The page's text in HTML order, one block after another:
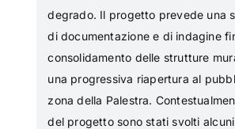
degrado. Il progetto prevede una
di documentazione e di indagine
consolidamento delle strutture
una progressiva riapertura al
zona della Palestra.
del progetto sono stati svolti